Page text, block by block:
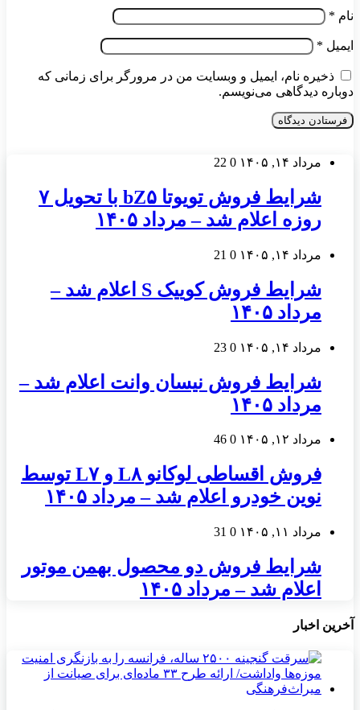
نام *
ایمیل *
ذخیره نام، ایمیل و وبسایت من در مرورگر برای زمانی که
دوباره دیدگاهی می‌نویسم.
مرداد ۱۴, ۱۴۰۵ 0
22
شرایط فروش تویوتا bZ۵ با تحویل ۷
روزه اعلام شد – مرداد ۱۴۰۵
مرداد ۱۴, ۱۴۰۵ 0
21
شرایط فروش کوییک S اعلام شد –
مرداد ۱۴۰۵
مرداد ۱۴, ۱۴۰۵ 0
23
شرایط فروش نیسان وانت اعلام شد –
مرداد ۱۴۰۵
مرداد ۱۲, ۱۴۰۵ 0
46
فروش اقساطی لوکانو L۸ و L۷ توسط
نوین خودرو اعلام شد – مرداد ۱۴۰۵
مرداد ۱۱, ۱۴۰۵ 0
31
شرایط فروش دو محصول بهمن موتور
اعلام شد – مرداد ۱۴۰۵
آخرین اخبار